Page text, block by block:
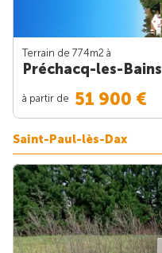
Terrain de 774m2 à
Préchacq-les-Bains
à partir de 51 900 €
Saint-Paul-lès-Dax